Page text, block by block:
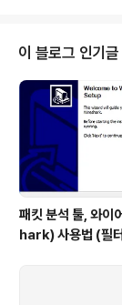
차이점 추상클래스추
존재하는 클래스를
이 블로그 인기글
패킷 분석 툴, 와
hark) 사용법 (필